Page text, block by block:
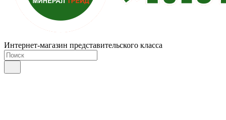
Интернет-магазин представительского класса